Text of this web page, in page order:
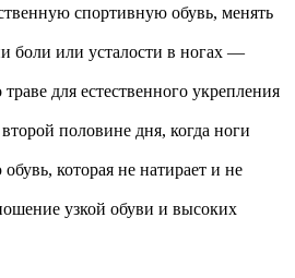
спортивную обувь, менять
боли или усталости в ногах —
для естественного укрепления
половине дня, когда ноги
которая не натирает и не
узкой обуви и высоких